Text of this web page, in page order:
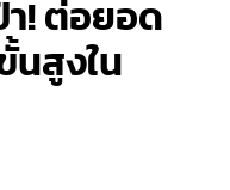
า! ต่อยอด
นสูงใน